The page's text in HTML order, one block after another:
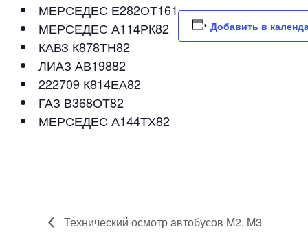
МЕРСЕДЕС Е282ОТ161
МЕРСЕДЕС А114РК82
КАВЗ К878ТН82
ЛИАЗ АВ19882
222709 К814ЕА82
ГАЗ В368ОТ82
МЕРСЕДЕС А144ТХ82
Добавить в
Технический осмотр автобусов M2, M3